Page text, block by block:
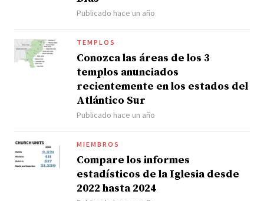
Publicado hace un año
TEMPLOS
Conozca las áreas de los 3
templos anunciados
recientemente en los estados del
Atlántico Sur
Publicado hace un año
MIEMBROS
Compare los informes
estadísticos de la Iglesia desde
2022 hasta 2024